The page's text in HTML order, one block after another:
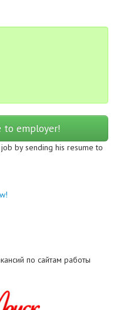
to employer!
by sending his resume to
по сайтам работы